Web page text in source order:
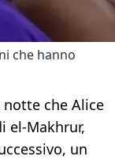
che hanno
notte che Alice
el-Makhrur,
un